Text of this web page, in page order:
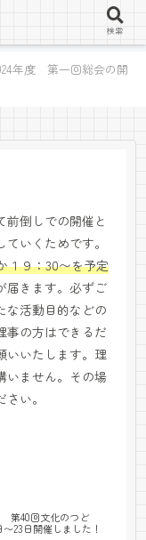
年度 第一回総会の開
前倒しでの開催と
いくためです。
１９：30〜を予定
届きます。必ずご
な活動目的などの
事の方はできるだ
いいたします。理
いません。その場
い。
第40回文化のつど
23日開催しました！
検索